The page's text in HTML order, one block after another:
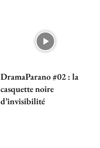
DramaParano #02 : la
casquette noire
d’invisibilité